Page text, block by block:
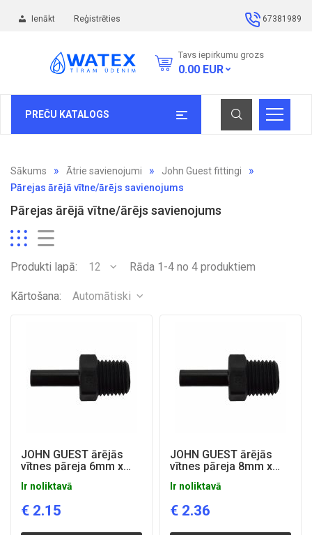
Ienākt Reģistrēties 67381989
Tavs iepirkumu grozs
0.00 EUR
PREČU KATALOGS
Sākums Ātrie savienojumi
John Guest fittingi
Pārejas ārējā vītne/ārējs savienojums
Pārejas ārējā vītne/ārējs savienojums
Produkti lapā: 12 Rāda 1-4 no 4 produktiem
Kārtošana: Automātiski
JOHN GUEST ārējās
vītnes pāreja 6mm x
Ir noliktavā
€ 2.15
JOHN GUEST ārējās
vītnes pāreja 8mm x
Ir noliktavā
€ 2.36